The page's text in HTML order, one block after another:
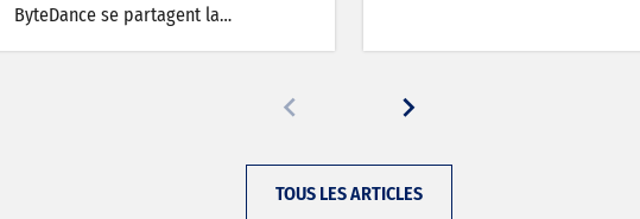
ByteDance se partagent la…
TOUS LES ARTICLES